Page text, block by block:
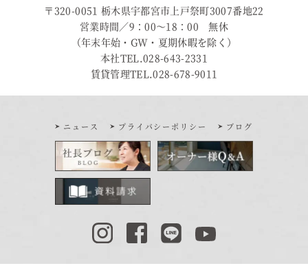
〒320-0051 栃木県宇都宮市上戸祭町3007番地22
営業時間／9：00〜18：00 無休
（年末年始・GW・夏期休暇を除く）
本社TEL.028-643-2331
賃貸管理TEL.028-678-9011
ニュース プライバシーポリシー ブログ